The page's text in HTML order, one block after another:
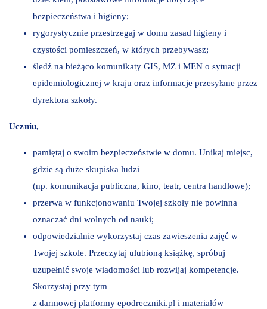
bezpieczeństwa i higieny;
rygorystycznie przestrzegaj w domu zasad higieny i
czystości pomieszczeń, w których przebywasz;
śledź na bieżąco komunikaty GIS, MZ i MEN o sytuacji
epidemiologicznej w kraju oraz informacje przesyłane przez
dyrektora szkoły.
Uczniu,
pamiętaj o swoim bezpieczeństwie w domu. Unikaj miejsc,
gdzie są duże skupiska ludzi
(np. komunikacja publiczna, kino, teatr, centra handlowe);
przerwa w funkcjonowaniu Twojej szkoły nie powinna
oznaczać dni wolnych od nauki;
odpowiedzialnie wykorzystaj czas zawieszenia zajęć w
Twojej szkole. Przeczytaj ulubioną książkę, spróbuj
uzupełnić swoje wiadomości lub rozwijaj kompetencje.
Skorzystaj przy tym
z darmowej platformy epodreczniki.pl i materiałów